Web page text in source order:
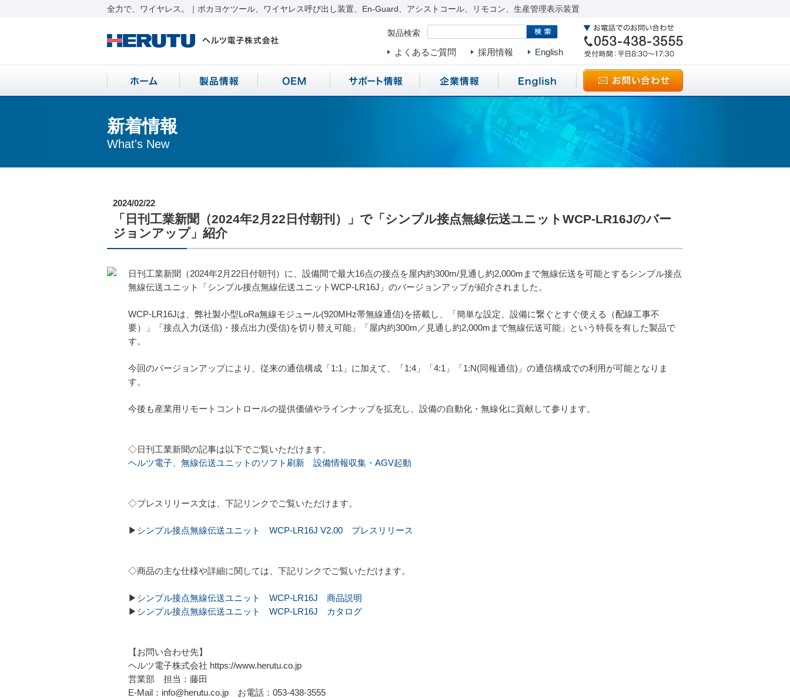
全力で、ワイヤレス。｜ポカヨケツール、ワイヤレス呼び出し装置、En-Guard、アシストコール、リモコン、生産管理表示装置
製品検索
よくあるご質問 採用情報 English
新着情報
What's New
2024/02/22
「日刊工業新聞（2024年2月22日付朝刊）」で「シンプル接点無線伝送ユニットWCP-LR16Jのバー
ジョンアップ」紹介
日刊工業新聞（2024年2月22日付朝刊）に、設備間で最大16点の接点を屋内約300m/見通し約2,000mまで無線伝送を可能とするシンプル接点
無線伝送ユニット「シンプル接点無線伝送ユニットWCP-LR16J」のバージョンアップが紹介されました。
WCP-LR16Jは、弊社製小型LoRa無線モジュール(920MHz帯無線通信)を搭載し、「簡単な設定、設備に繋ぐとすぐ使える（配線工事不
要）」「接点入力(送信)・接点出力(受信)を切り替え可能」「屋内約300m／見通し約2,000mまで無線伝送可能」という特長を有した製品で
す。
今回のバージョンアップにより、従来の通信構成「1:1」に加えて、「1:4」「4:1」「1:N(同報通信)」の通信構成での利用が可能となりま
す。
今後も産業用リモートコントロールの提供価値やラインナップを拡充し、設備の自動化・無線化に貢献して参ります。
◇日刊工業新聞の記事は以下でご覧いただけます。
ヘルツ電子、無線伝送ユニットのソフト刷新 設備情報収集・AGV起動
◇プレスリリース文は、下記リンクでご覧いただけます。
▶ シンプル接点無線伝送ユニット WCP-LR16J V2.00 プレスリリース
◇商品の主な仕様や詳細に関しては、下記リンクでご覧いただけます。
▶ シンプル接点無線伝送ユニット WCP-LR16J 商品説明
▶ シンプル接点無線伝送ユニット WCP-LR16J カタログ
【お問い合わせ先】
ヘルツ電子株式会社 https://www.herutu.co.jp
営業部 担当：藤田
E-Mail：info@herutu.co.jp お電話：053-438-3555